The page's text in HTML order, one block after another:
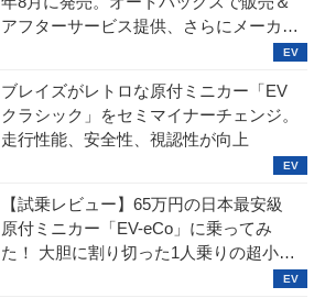
アフターサービス提供、さらにメーカー
ブレイズがレトロな原付ミニカー「EV
クラシック」をセミマイナーチェンジ。
走行性能、安全性、視認性が向上
【試乗レビュー】65万円の日本最安級
原付ミニカー「EV-eCo」に乗ってみ
た！ 大胆に割り切った1人乗りの超小型